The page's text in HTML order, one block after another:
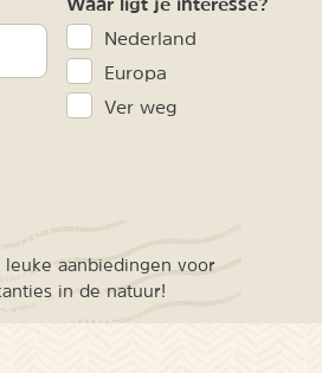
Nederland
Europa
Ver weg
aanbiedingen voor
in de natuur!